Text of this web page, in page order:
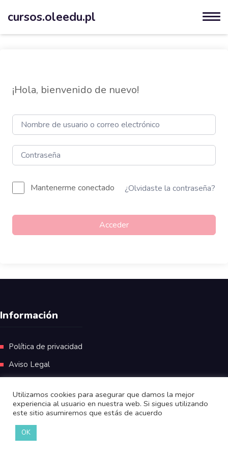
cursos.oleedu.pl
¡Hola, bienvenido de nuevo!
Mantenerme conectado ¿Olvidaste la contraseña?
Acceder
Información
Política de privacidad
Aviso Legal
Utilizamos cookies para asegurar que damos la mejor
experiencia al usuario en nuestra web. Si sigues utilizando
este sitio asumiremos que estás de acuerdo
OK